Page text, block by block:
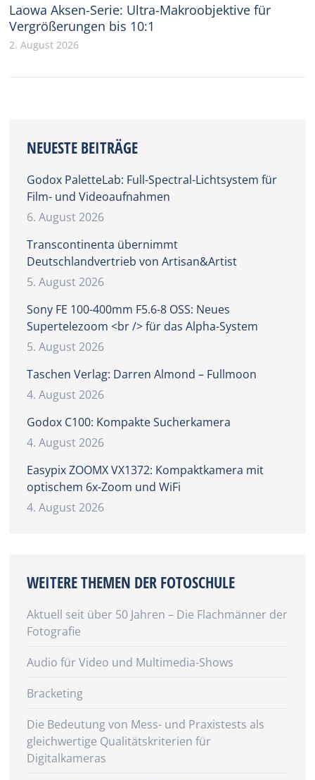
Laowa Aksen-Serie: Ultra-Makroobjektive für
Vergrößerungen bis 10:1
2. August 2026
NEUESTE BEITRÄGE
Godox PaletteLab: Full-Spectral-Lichtsystem für
Film- und Videoaufnahmen
6. August 2026
Transcontinenta übernimmt
Deutschlandvertrieb von Artisan&Artist
5. August 2026
Sony FE 100-400mm F5.6-8 OSS: Neues
Supertelezoom <br /> für das Alpha-System
5. August 2026
Taschen Verlag: Darren Almond – Fullmoon
4. August 2026
Godox C100: Kompakte Sucherkamera
4. August 2026
Easypix ZOOMX VX1372: Kompaktkamera mit
optischem 6x-Zoom und WiFi
4. August 2026
WEITERE THEMEN DER FOTOSCHULE
Aktuell seit über 50 Jahren – Die Flachmänner der
Fotografie
Audio für Video und Multimedia-Shows
Bracketing
Die Bedeutung von Mess- und Praxistests als
gleichwertige Qualitätskriterien für
Digitalkameras